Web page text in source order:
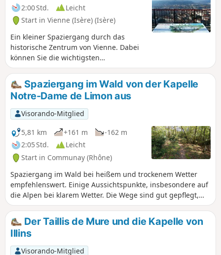
2:00 Std.
Leicht
Start in Vienne (Isère) (Isère)
Ein kleiner Spaziergang durch das
historische Zentrum von Vienne. Dabei
können Sie die wichtigsten
Sehenswürdigkeiten der Stadt
entdecken. Der Aufstieg zum
Aussichtspunkt Belvédère de Pipet ist
zwar etwas anstrengend, aber Sie
werden mit einem herrlichen Blick auf
die Stadt, das Rhonetal und als Bonus
auf die Ausläufer der Monts du Lyonnais
und des Pilat belohnt.
Spaziergang im Wald von der Kapelle
Notre-Dame de Limon aus
Visorando-Mitglied
5,81 km
+161 m
-162 m
2:05 Std.
Leicht
Start in Communay (Rhône)
Spaziergang im Wald bei heißem und trockenem Wetter
empfehlenswert. Einige Aussichtspunkte, insbesondere auf
die Alpen bei klarem Wetter. Die Wege sind gut gepflegt,
die Wälder jedoch weniger; sie haben etwas von einer
Endzeitlandschaft.
Der Taillis de Mure und die Kapelle von
Illins
Visorando-Mitglied